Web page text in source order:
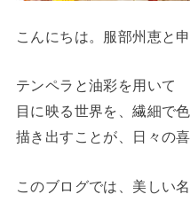
こんにちは。服部州恵と申
テンペラと油彩を用いて
目に映る世界を、繊細で
描き出すことが、日々の喜
このブログでは、美しい